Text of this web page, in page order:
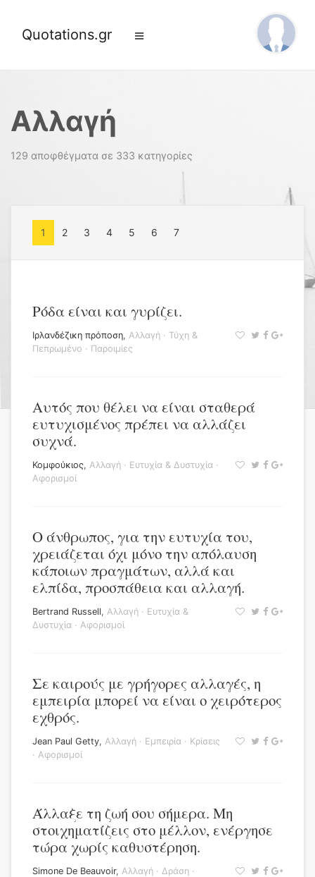
Quotations.gr
Αλλαγή
129 αποφθέγματα σε 333 κατηγορίες
1 2 3 4 5 6 7
Ρόδα είναι και γυρίζει.
Ιρλανδέζικη πρόποση, Αλλαγή · Τύχη &
Πεπρωμένο · Παροιμίες
Αυτός που θέλει να είναι σταθερά
ευτυχισμένος πρέπει να αλλάζει
συχνά.
Κομφούκιος, Αλλαγή · Ευτυχία & Δυστυχία ·
Αφορισμοί
Ο άνθρωπος, για την ευτυχία του,
χρειάζεται όχι μόνο την απόλαυση
κάποιων πραγμάτων, αλλά και
ελπίδα, προσπάθεια και αλλαγή.
Bertrand Russell, Αλλαγή · Ευτυχία &
Δυστυχία · Αφορισμοί
Σε καιρούς με γρήγορες αλλαγές, η
εμπειρία μπορεί να είναι ο χειρότερος
εχθρός.
Jean Paul Getty, Αλλαγή · Εμπειρία · Κρίσεις
· Αφορισμοί
Άλλαξε τη ζωή σου σήμερα. Μη
στοιχηματίζεις στο μέλλον, ενέργησε
τώρα χωρίς καθυστέρηση.
Simone De Beauvoir, Αλλαγή · Δράση ·